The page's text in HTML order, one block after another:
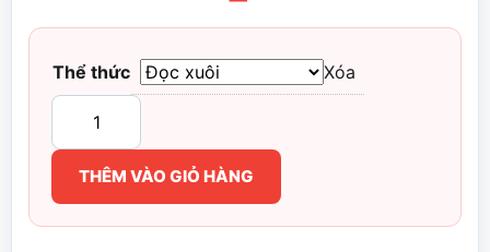
giá:
từ
đến
1.495.000 ₫
Thể thức
Xóa
Inuyasha
bộ
THÊM VÀO GIỎ HÀNG